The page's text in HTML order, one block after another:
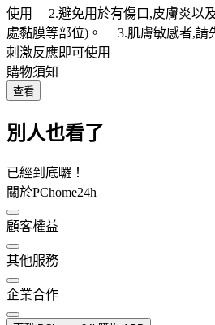
使用 2.避免用於有傷口,皮膚炎以
處黏膜等部位)。 3.肌膚敏感者,請
刺激反應即可使用
購物須知
查看
別人也看了
已經到底囉！
關於PChome24h
顧客權益
其他服務
企業合作